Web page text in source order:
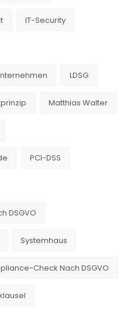
IT-Security
LDSG
Matthias Walter
PCI-DSS
DSGVO
Systemhaus
Check Nach DSGVO